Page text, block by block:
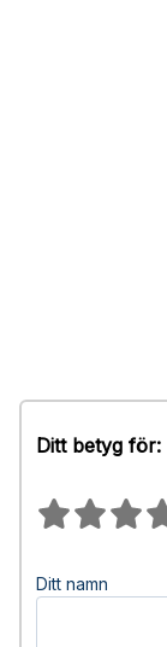
Ditt betyg för:
Ditt namn